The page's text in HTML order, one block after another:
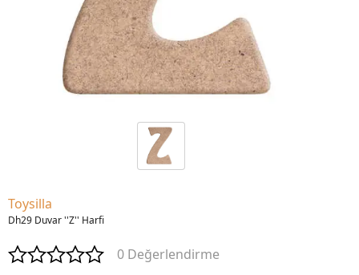
Toysilla
Dh29 Duvar ''Z'' Harfi
0 Değerlendirme